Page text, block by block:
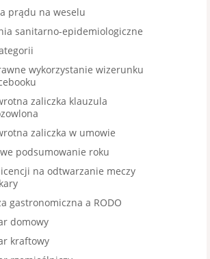
prądu na weselu
sanitarno-epidemiologiczne
wykorzystanie wizerunku
zaliczka klauzula
zaliczka w umowie
podsumowanie roku
na odtwarzanie meczy
gastronomiczna a RODO
domowy
kraftowy